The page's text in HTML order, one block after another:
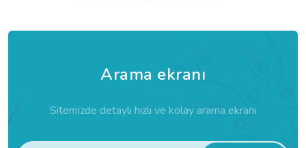
Arama ekranı
Sitemizde detaylı hızlı ve kolay arama ekranı